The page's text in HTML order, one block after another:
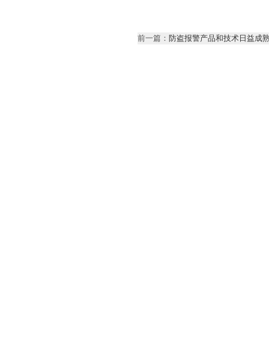
前一篇： 防盗报警产品和技术日益成